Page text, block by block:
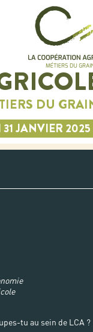
DU
JANVIER 2025
tu au sein de LCA ?